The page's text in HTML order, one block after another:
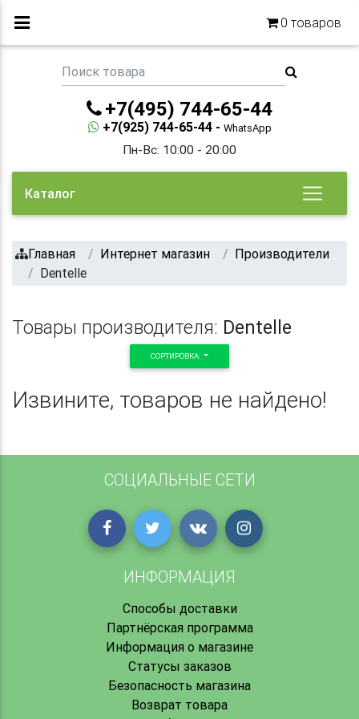
0 товаров
+7(495) 744-65-44
+7(925) 744-65-44 - WhatsApp
Пн-Вс: 10:00 - 20:00
Каталог
Главная Интернет магазин
Производители
Dentelle
Товары производителя: Dentelle
СОРТИРОВКА:
Извините, товаров не найдено!
СОЦИАЛЬНЫЕ СЕТИ
ИНФОРМАЦИЯ
Способы доставки
Партнёрская программа
Информация о магазине
Статусы заказов
Безопасность магазина
Возврат товара